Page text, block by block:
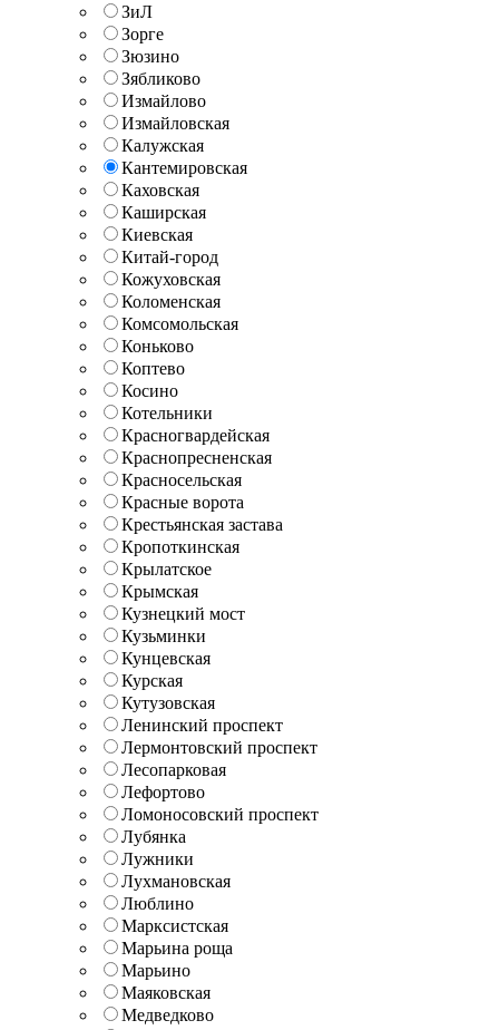
ЗиЛ
Зорге
Зюзино
Зябликово
Измайлово
Измайловская
Калужская
Кантемировская
Каховская
Каширская
Киевская
Китай-город
Кожуховская
Коломенская
Комсомольская
Коньково
Коптево
Косино
Котельники
Красногвардейская
Краснопресненская
Красносельская
Красные ворота
Крестьянская застава
Кропоткинская
Крылатское
Крымская
Кузнецкий мост
Кузьминки
Кунцевская
Курская
Кутузовская
Ленинский проспект
Лермонтовский проспект
Лесопарковая
Лефортово
Ломоносовский проспект
Лубянка
Лужники
Лухмановская
Люблино
Марксистская
Марьина роща
Марьино
Маяковская
Медведково